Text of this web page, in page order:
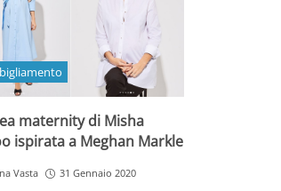
maternity di Misha
ispirata a Meghan Markle
Vasta 31 Gennaio 2020